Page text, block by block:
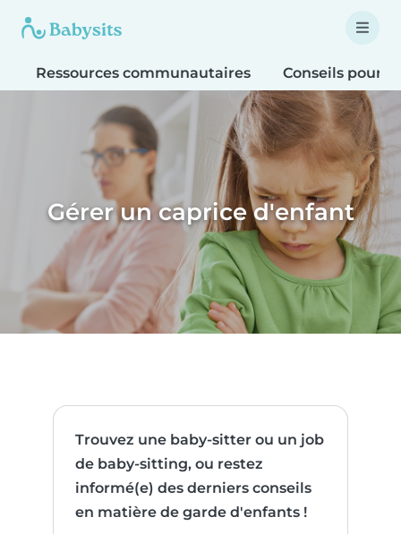
Ressources communautaires Conseils pour
Gérer un caprice d'enfant
Trouvez une baby-sitter ou un job
de baby-sitting, ou restez
informé(e) des derniers conseils
en matière de garde d'enfants !